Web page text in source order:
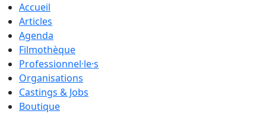
Accueil
Articles
Agenda
Filmothèque
Professionnel·le·s
Organisations
Castings & Jobs
Boutique